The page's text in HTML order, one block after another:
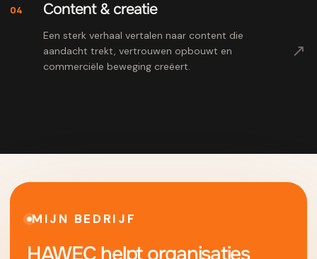
04 Content & creatie
Een sterk verhaal vertalen naar content die
aandacht trekt, vertrouwen opbouwt en
commerciële beweging creëert.
↗
MIJN BEDRIJF